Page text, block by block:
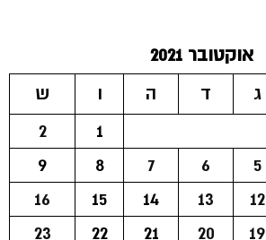
אוקטובר 2021
ג ד ה ו
ש
1
2
5
6
7
8
9
12
13
14
15
16
19
20
21
22
23